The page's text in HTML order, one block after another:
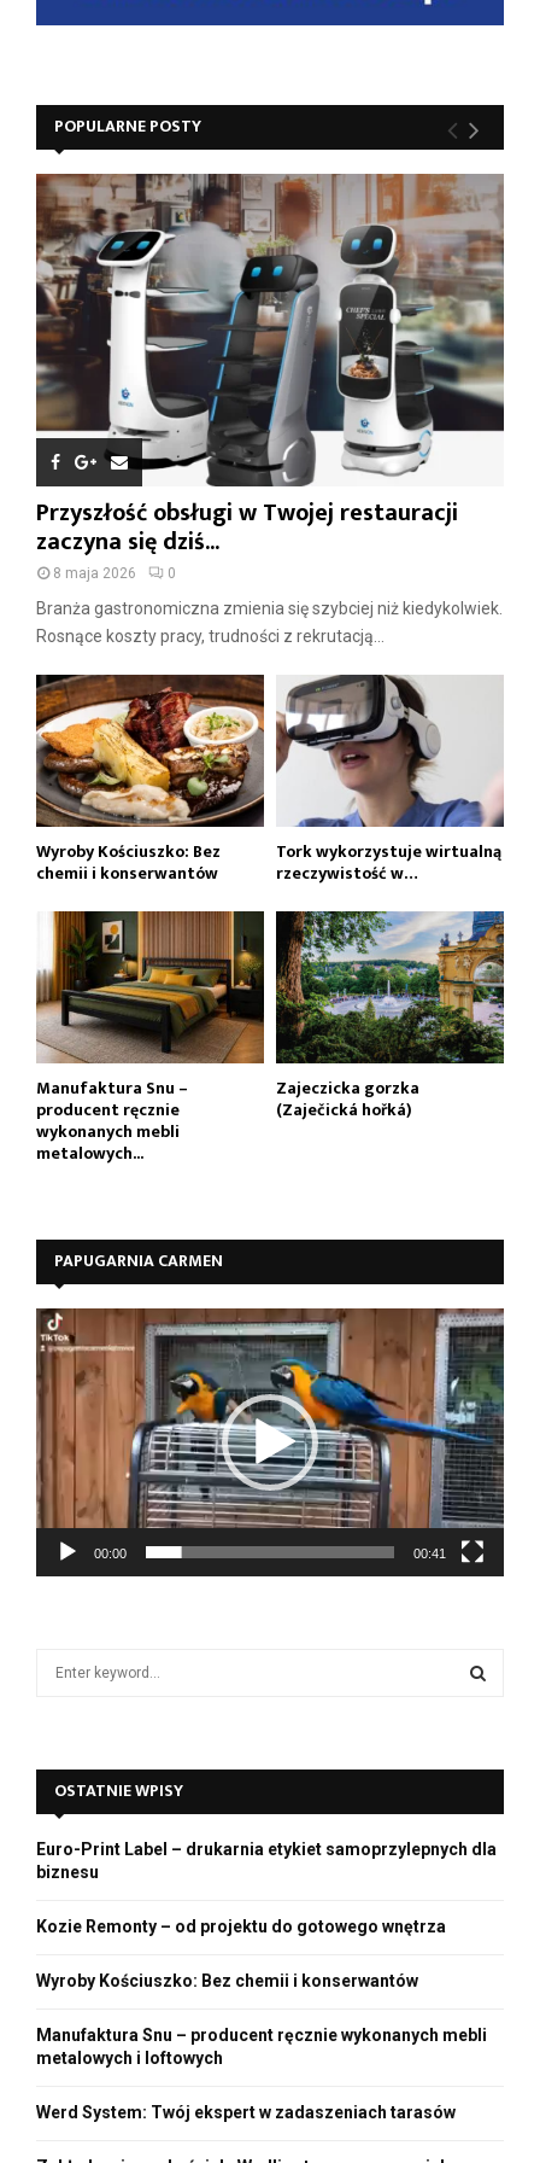
POPULARNE POSTY
Przyszłość obsługi w Twojej restauracji
zaczyna się dziś...
8 maja 2026 0
Branża gastronomiczna zmienia się szybciej niż kiedykolwiek.
Rosnące koszty pracy, trudności z rekrutacją...
Wyroby Kościuszko: Bez
chemii i konserwantów
Tork wykorzystuje wirtualną
rzeczywistość w…
Manufaktura Snu –
producent ręcznie
wykonanych mebli
metalowych...
Zajeczicka gorzka
(Zaječická hořká)
PAPUGARNIA CARMEN
O
d
w
a
z
a
c
v
00:00 00:41
f
o
r
E
A
OSTATNIE WPISY
Euro-Print Label – drukarnia etykiet samoprzylepnych dla
biznesu
Kozie Remonty – od projektu do gotowego wnętrza
Wyroby Kościuszko: Bez chemii i konserwantów
Manufaktura Snu – producent ręcznie wykonanych mebli
metalowych i loftowych
Werd System: Twój ekspert w zadaszeniach tarasów